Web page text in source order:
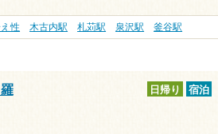
性 木古内駅 札苅駅 泉沢駅 釜谷駅
日帰り 宿泊